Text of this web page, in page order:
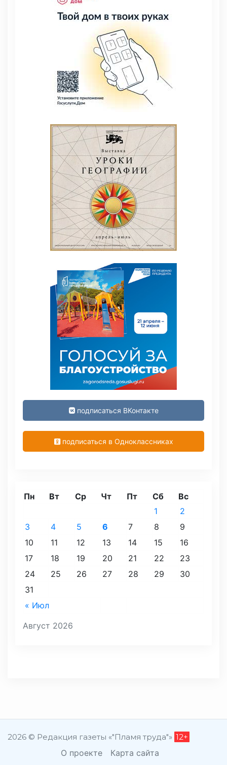
подписаться ВКонтакте
подписаться в Одноклассниках
Август 2026
Пн Вт Ср Чт Пт Сб Вс
« Июл
1
2
3
4 5 6 7 8
9
10
11 12 13 14 15
16
17
18 19 20 21 22
23
24
25 26 27 28 29
30
31
2026 © Редакция газеты «"Пламя труда"» 12+
О проекте Карта сайта